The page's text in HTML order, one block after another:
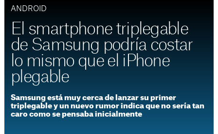
ANDROID
El smartphone triplegable
de Samsung podría costar
lo mismo que el iPhone
plegable
Samsung está muy cerca de lanzar su primer
triplegable y un nuevo rumor indica que no sería tan
caro como se pensaba inicialmente